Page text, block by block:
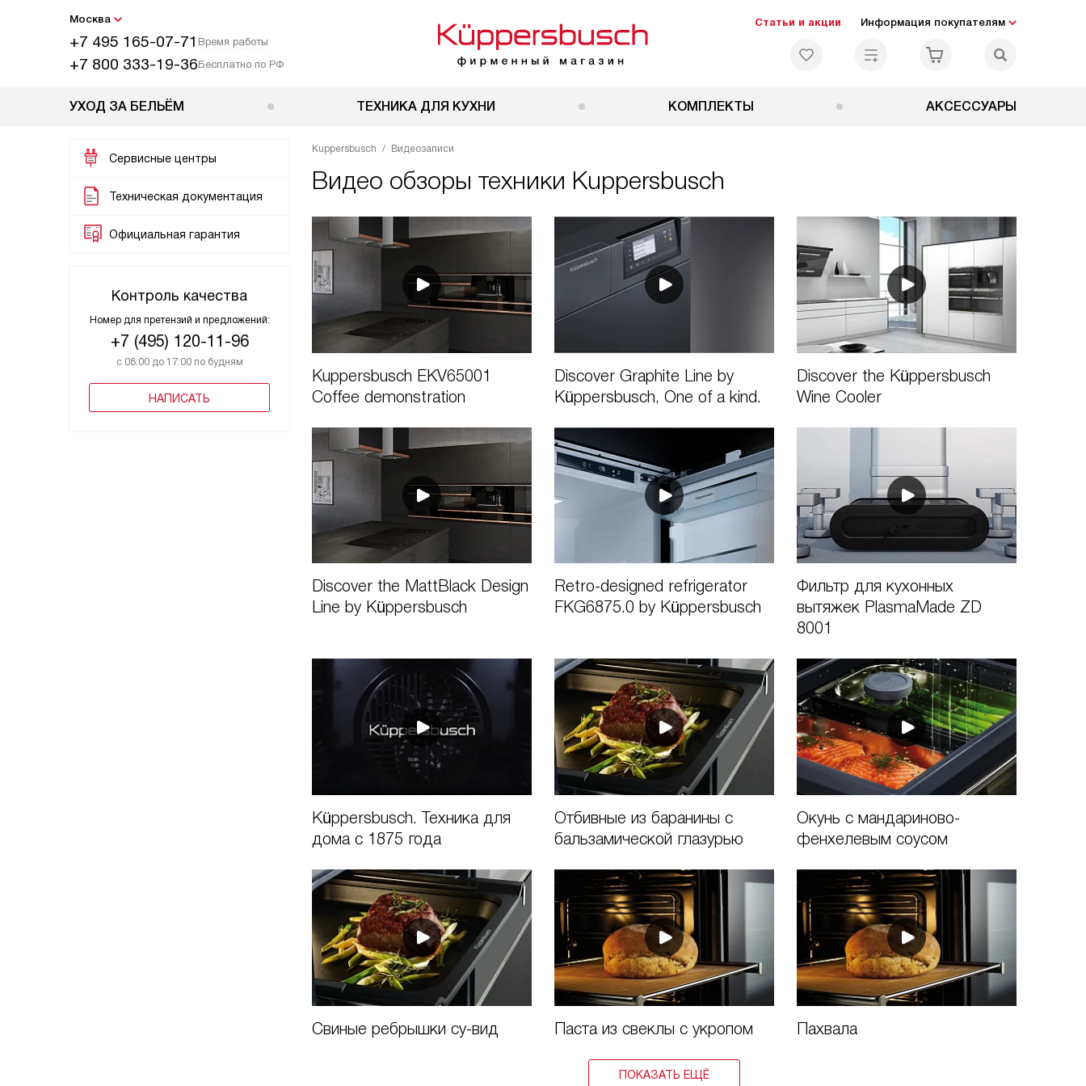
Москва
+7 495 165-07-71 Время работы
+7 800 333-19-36Бесплатно по РФ
Статьи и акции Информация покупателям
УХОД ЗА БЕЛЬЁМ ТЕХНИКА ДЛЯ КУХНИ КОМПЛЕКТЫ АКСЕССУАРЫ
Сервисные центры
Техническая документация
Официальная гарантия
Контроль качества
Номер для претензий и предложений:
+7 (495) 120-11-96
с 08:00 до 17:00 по будням
НАПИСАТЬ
Kuppersbusch Видеозаписи
Видео обзоры техники Kuppersbusch
Kuppersbusch EKV65001
Coffee demonstration
Discover Graphite Line by
Küppersbusch, One of a kind.
Discover the Küppersbusch
Wine Cooler
Discover the MattBlack Design
Line by Küppersbusch
Retro-designed refrigerator
FKG6875.0 by Küppersbusch
Фильтр для кухонных
вытяжек PlasmaMade ZD
8001
Küppersbusch. Техника для
дома с 1875 года
Отбивные из баранины с
бальзамической глазурью
Окунь с мандариново-
фенхелевым соусом
Свиные ребрышки су-вид Паста из свеклы с укропом Пахвала
ПОКАЗАТЬ ЕЩЁ